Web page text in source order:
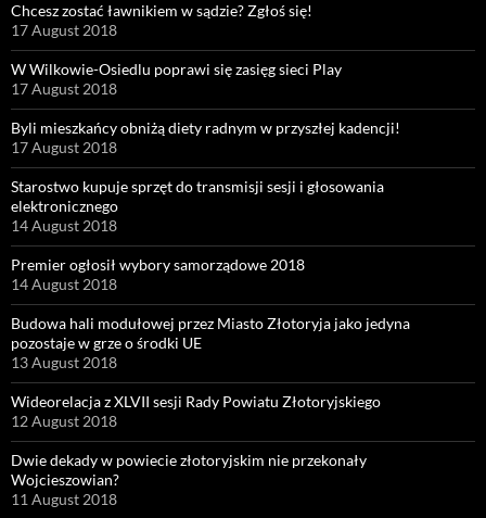
Chcesz zostać ławnikiem w sądzie? Zgłoś się!
17 August 2018
W Wilkowie-Osiedlu poprawi się zasięg sieci Play
17 August 2018
Byli mieszkańcy obniżą diety radnym w przyszłej kadencji!
17 August 2018
Starostwo kupuje sprzęt do transmisji sesji i głosowania
elektronicznego
14 August 2018
Premier ogłosił wybory samorządowe 2018
14 August 2018
Budowa hali modułowej przez Miasto Złotoryja jako jedyna
pozostaje w grze o środki UE
13 August 2018
Wideorelacja z XLVII sesji Rady Powiatu Złotoryjskiego
12 August 2018
Dwie dekady w powiecie złotoryjskim nie przekonały
Wojcieszowian?
11 August 2018